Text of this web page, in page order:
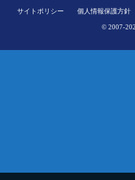
サイトポリシー 個人情報保護方針
© 2007-